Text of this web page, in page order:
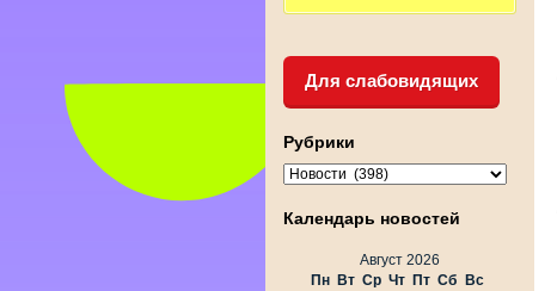
Для слабовидящих
Рубрики
Рубрики
Календарь новостей
Август 2026
Пн Вт Ср Чт Пт Сб
Вс